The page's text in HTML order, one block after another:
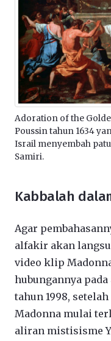
Adoration of the
Poussin tahun 1634
Israil menyembah
Samiri.
Kabbalah
Agar
alfakir akan
video klip
hubungannya
tahun 1998,
Madonna mulai
aliran mistisisme